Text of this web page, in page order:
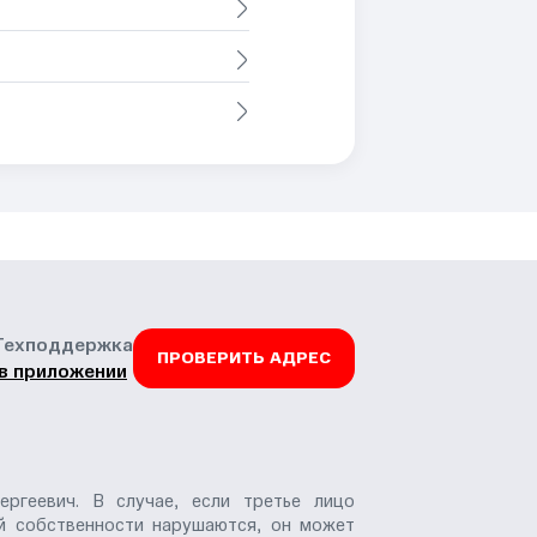
приложении
ПРОВЕРИТЬ АДРЕС
В случае, если третье лицо
собственности нарушаются, он может